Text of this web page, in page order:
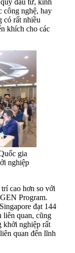
công nghệ, hay
có rất nhiều
khích cho các
gia
nghiệp
cao hơn so với
Program.
đạt 144
liên quan, cũng
khởi nghiệp rất
quan đến lĩnh